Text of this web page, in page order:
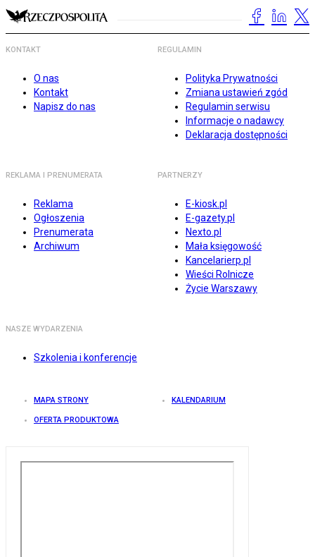
KONTAKT
O nas
Kontakt
Napisz do nas
REGULAMIN
Polityka Prywatności
Zmiana ustawień zgód
Regulamin serwisu
Informacje o nadawcy
Deklaracja dostępności
REKLAMA I PRENUMERATA
Reklama
Ogłoszenia
Prenumerata
Archiwum
PARTNERZY
E-kiosk.pl
E-gazety.pl
Nexto.pl
Mała księgowość
Kancelarierp.pl
Wieści Rolnicze
Życie Warszawy
NASZE WYDARZENIA
Szkolenia i konferencje
MAPA STRONY KALENDARIUM
OFERTA PRODUKTOWA